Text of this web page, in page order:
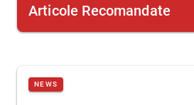
Articole Recomandate
NEWS